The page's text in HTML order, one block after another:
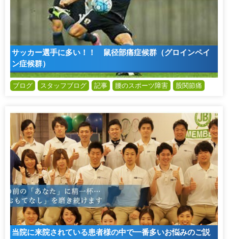
サッカー選手に多い！！ 鼠径部痛症候群（グロインペイ
ン症候群）
ブログ スタッフブログ 記事 腰のスポーツ障害 股関節痛
当院に来院されている患者様の中で一番多いお悩みのご説